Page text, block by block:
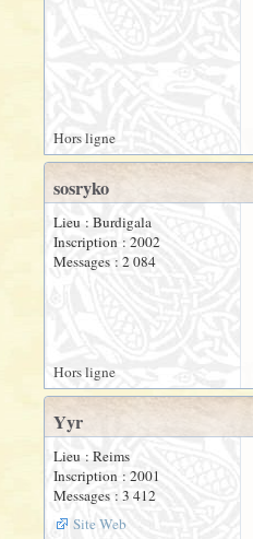
Hors ligne
sosryko
Lieu : Burdigala
Inscription : 2002
Messages : 2 084
Hors ligne
Yyr
Lieu : Reims
Inscription : 2001
Messages : 3 412
Site Web